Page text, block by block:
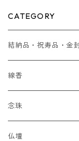
CATEGORY
結納品・祝寿品・金
結納品
金封
線香
贈り物
贈答用 ~5,000円
最高峰 時代（とき）
念珠
全宗派対応（略式）
仏壇